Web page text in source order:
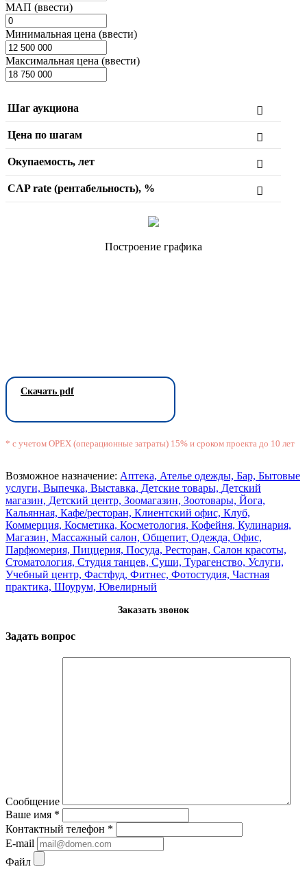
МАП (ввести)
Минимальная цена (ввести)
Максимальная цена (ввести)
Шаг аукциона
Цена по шагам
Окупаемость, лет
CAP rate (рентабельность), %
Построение графика
Скачать pdf
* с учетом OPEX (операционные затраты) 15% и сроком проекта до 10 лет
Возможное назначение: Аптека, Ателье одежды, Бар, Бытовые
услуги, Выпечка, Выставка, Детские товары, Детский
магазин, Детский центр, Зоомагазин, Зоотовары, Йога,
Кальянная, Кафе/ресторан, Клиентский офис, Клуб,
Коммерция, Косметика, Косметология, Кофейня, Кулинария,
Магазин, Массажный салон, Общепит, Одежда, Офис,
Парфюмерия, Пиццерия, Посуда, Ресторан, Салон красоты,
Стоматология, Студия танцев, Суши, Турагенство, Услуги,
Учебный центр, Фастфуд, Фитнес, Фотостудия, Частная
практика, Шоурум, Ювелирный
Заказать звонок
Задать вопрос
Сообщение
Ваше имя *
Контактный телефон *
E-mail
Файл